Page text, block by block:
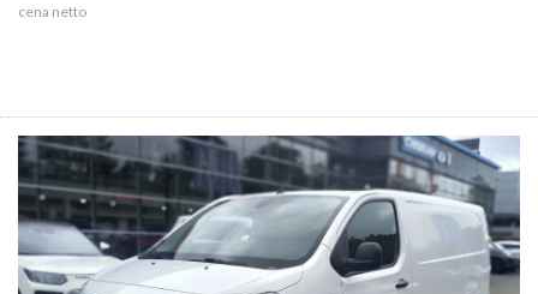
cena netto